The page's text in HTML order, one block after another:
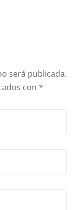
será publicada.
con *